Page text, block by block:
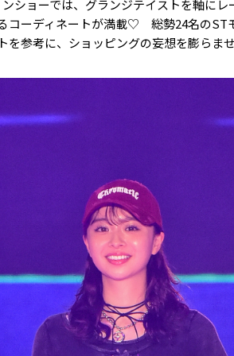
ショーでは、グランジテイストを軸にレ
コーディネートが満載♡ 総勢24名のST
参考に、ショッピングの妄想を膨らませ